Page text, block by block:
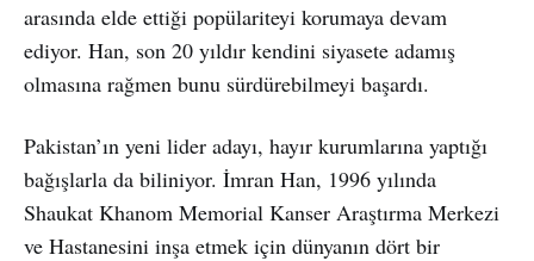
arasında elde ettiği popülariteyi korumaya devam
ediyor. Han, son 20 yıldır kendini siyasete adamış
olmasına rağmen bunu sürdürebilmeyi başardı.
Pakistan’ın yeni lider adayı, hayır kurumlarına yaptığı
bağışlarla da biliniyor. İmran Han, 1996 yılında
Shaukat Khanom Memorial Kanser Araştırma Merkezi
ve Hastanesini inşa etmek için dünyanın dört bir